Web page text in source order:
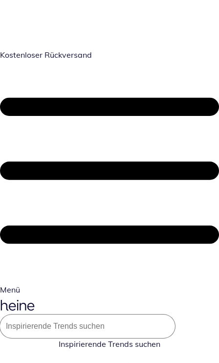
Kostenloser Rückversand
Menü
Inspirierende Trends suchen